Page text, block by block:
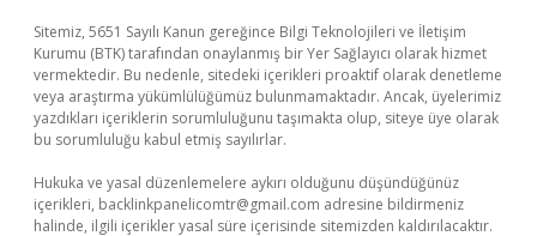
Sitemiz, 5651 Sayılı Kanun gereğince Bilgi Teknolojileri ve İletişim
Kurumu (BTK) tarafından onaylanmış bir Yer Sağlayıcı olarak hizmet
vermektedir. Bu nedenle, sitedeki içerikleri proaktif olarak denetleme
veya araştırma yükümlülüğümüz bulunmamaktadır. Ancak, üyelerimiz
yazdıkları içeriklerin sorumluluğunu taşımakta olup, siteye üye olarak
bu sorumluluğu kabul etmiş sayılırlar.
Hukuka ve yasal düzenlemelere aykırı olduğunu düşündüğünüz
içerikleri, backlinkpanelicomtr@gmail.com adresine bildirmeniz
halinde, ilgili içerikler yasal süre içerisinde sitemizden kaldırılacaktır.